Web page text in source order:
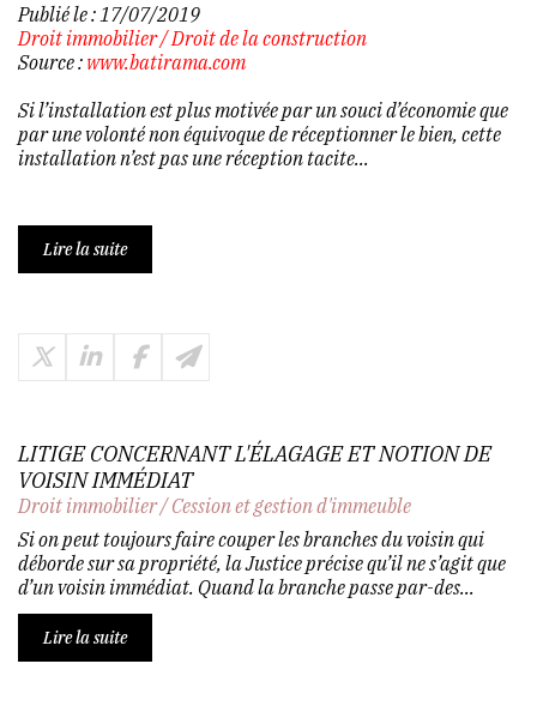
Publié le : 17/07/2019
Droit immobilier/Droit de la construction
Source : www.batirama.com
Si l’installation est plus motivée par un souci d’économie que
par une volonté non équivoque de réceptionner le bien, cette
installation n’est pas une réception tacite...
Lire la suite
LITIGE CONCERNANT L'ÉLAGAGE ET NOTION DE
VOISIN IMMÉDIAT
Droit immobilier/Cession et gestion d'immeuble
Si on peut toujours faire couper les branches du voisin qui
déborde sur sa propriété, la Justice précise qu’il ne s’agit que
d’un voisin immédiat. Quand la branche passe par-des...
Lire la suite